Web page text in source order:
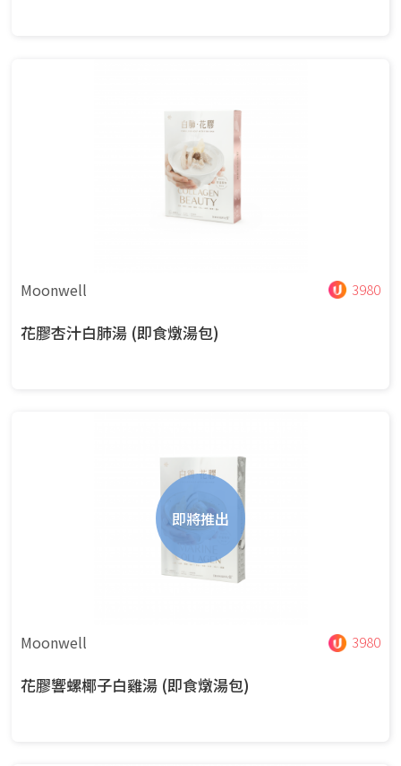
Moonwell 3980
花膠杏汁白肺湯 (即食燉湯包)
即將推出
Moonwell 3980
花膠響螺椰子白雞湯 (即食燉湯包)